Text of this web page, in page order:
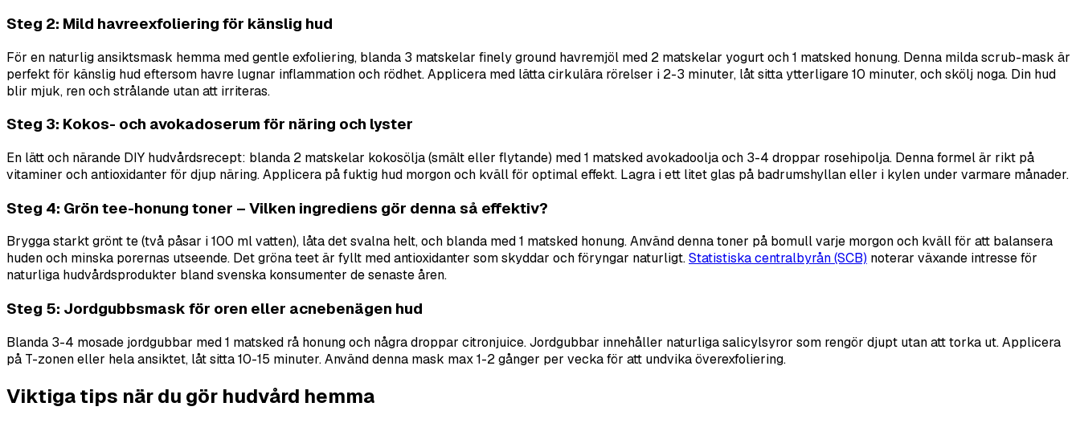
Steg 2: Mild havreexfoliering för känslig hud
För en naturlig ansiktsmask hemma med gentle exfoliering, blanda 3 matskelar finely ground havremjöl med 2 matskelar yogurt och 1 matsked honung. Denna milda scrub-mask är
perfekt för känslig hud eftersom havre lugnar inflammation och rödhet. Applicera med lätta cirkulära rörelser i 2-3 minuter, låt sitta ytterligare 10 minuter, och skölj noga. Din hud
blir mjuk, ren och strålande utan att irriteras.
Steg 3: Kokos- och avokadoserum för näring och lyster
En lätt och närande DIY hudvårdsrecept: blanda 2 matskelar kokosölja (smält eller flytande) med 1 matsked avokadoolja och 3-4 droppar rosehipolja. Denna formel är rikt på
vitaminer och antioxidanter för djup näring. Applicera på fuktig hud morgon och kväll för optimal effekt. Lagra i ett litet glas på badrumshyllan eller i kylen under varmare månader.
Steg 4: Grön tee-honung toner – Vilken ingrediens gör denna så effektiv?
Brygga starkt grönt te (två påsar i 100 ml vatten), låta det svalna helt, och blanda med 1 matsked honung. Använd denna toner på bomull varje morgon och kväll för att balansera
huden och minska porernas utseende. Det gröna teet är fyllt med antioxidanter som skyddar och föryngar naturligt.Statistiska centralbyrån (SCB) noterar växande intresse för
naturliga hudvårdsprodukter bland svenska konsumenter de senaste åren.
Steg 5: Jordgubbsmask för oren eller acnebenägen hud
Blanda 3-4 mosade jordgubbar med 1 matsked rå honung och några droppar citronjuice. Jordgubbar innehåller naturliga salicylsyror som rengör djupt utan att torka ut. Applicera
på T-zonen eller hela ansiktet, låt sitta 10-15 minuter. Använd denna mask max 1-2 gånger per vecka för att undvika överexfoliering.
Viktiga tips när du gör hudvård hemma